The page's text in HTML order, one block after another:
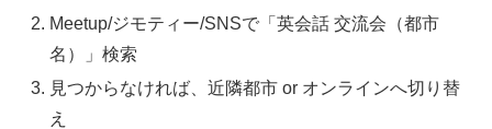
Meetup/ジモティー/SNSで「英会話 交流会（都市
名）」検索
見つからなければ、近隣都市 or オンラインへ切り替
え